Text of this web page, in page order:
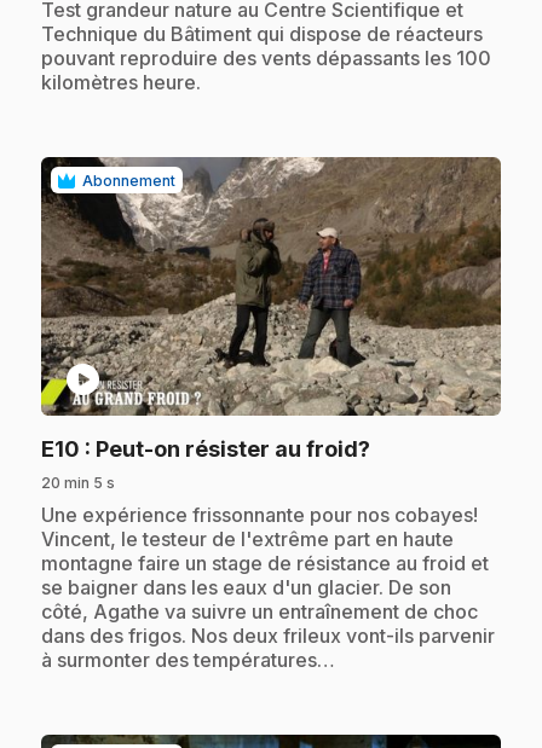
.Test grandeur nature au Centre Scientifique et
Technique du Bâtiment qui dispose de réacteurs
pouvant reproduire des vents dépassants les 100
kilomètres heure.
Abonnement
play_circle
E10 : Peut-on résister au froid?
20 min 5 s
.Une expérience frissonnante pour nos cobayes!
Vincent, le testeur de l'extrême part en haute
montagne faire un stage de résistance au froid et
se baigner dans les eaux d'un glacier. De son
côté, Agathe va suivre un entraînement de choc
dans des frigos. Nos deux frileux vont-ils parvenir
à surmonter des températures…